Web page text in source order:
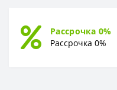
Рассрочка 0%
Рассрочка 0%